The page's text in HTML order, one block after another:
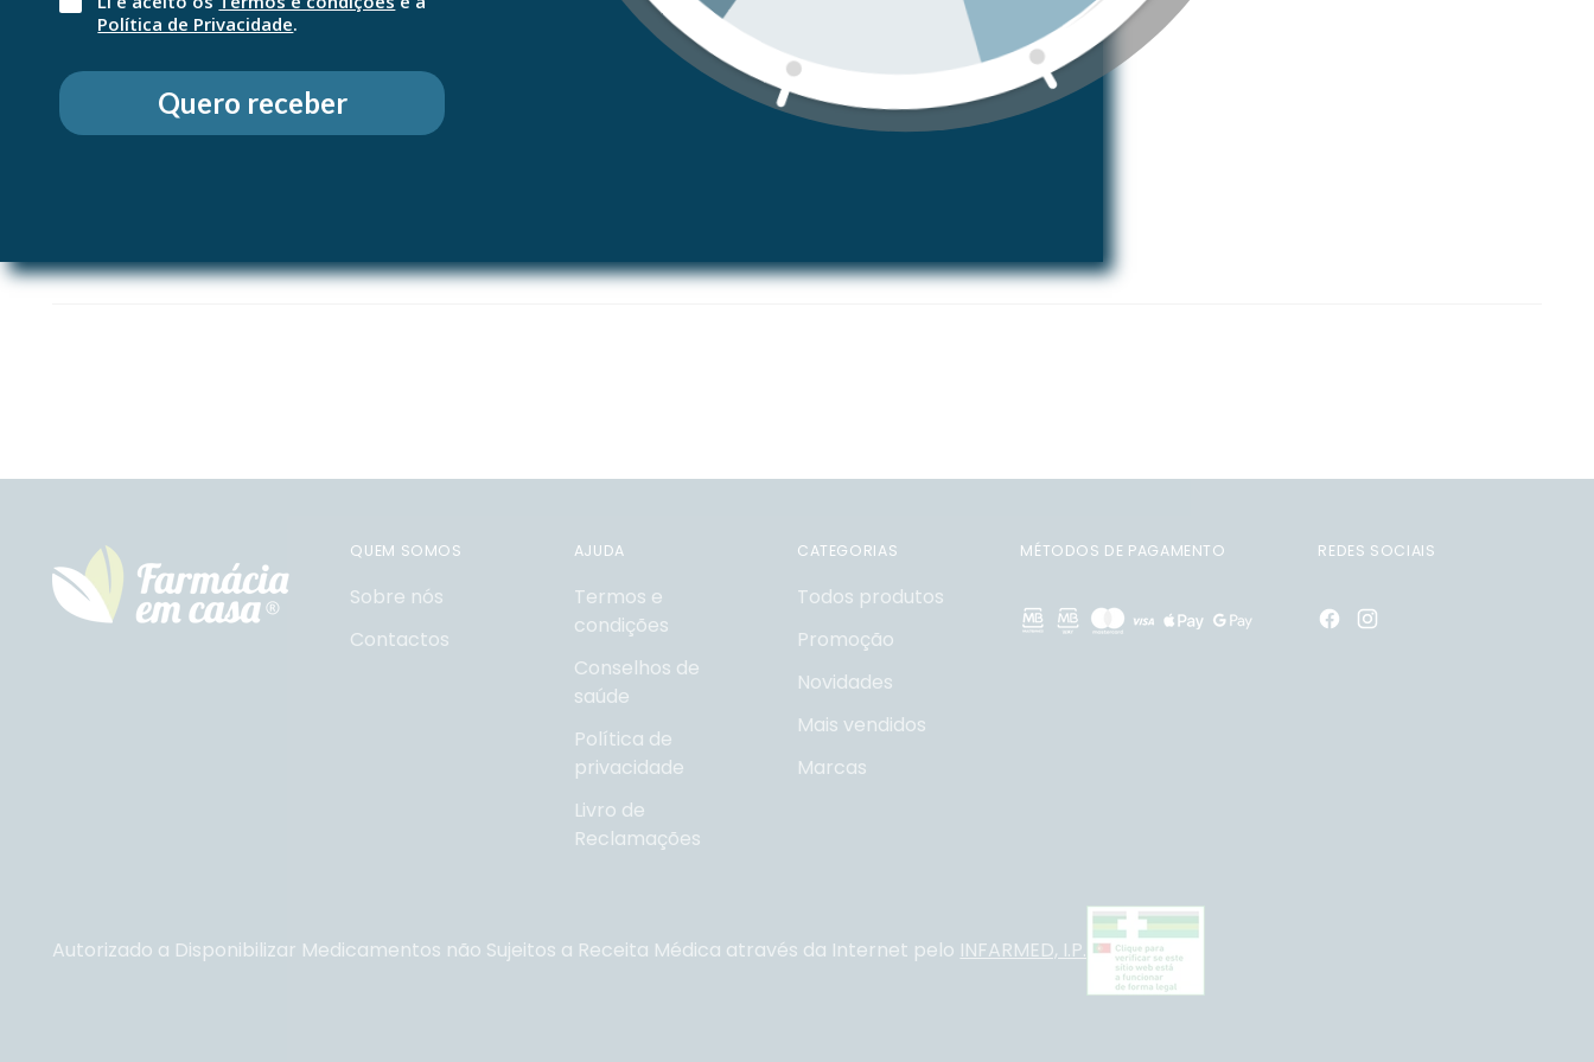
Modo de utilização
Aplique MinéralBlend Pó Mosaico 3 Cores de forma isolada ou para dar um boost
de luminosidade ao seu look.
QUEM SOMOS
Sobre nós
Contactos
AJUDA
Termos e
condições
Conselhos de
saúde
Política de
privacidade
Livro de
Reclamações
CATEGORIAS
Todos produtos
Promoção
Novidades
Mais vendidos
Marcas
MÉTODOS DE PAGAMENTO REDES SOCIAIS
Autorizado a Disponibilizar Medicamentos não Sujeitos a Receita Médica através da Internet pelo INFARMED, I.P.
Política de Privacidade.
Quero receber